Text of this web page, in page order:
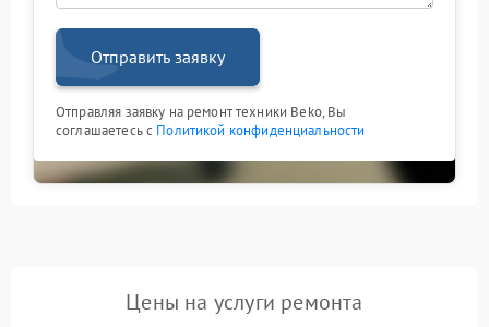
Отправить заявку
Отправляя заявку на ремонт техники Beko, Вы
соглашаетесь с Политикой конфиденциальности
Цены на услуги ремонта